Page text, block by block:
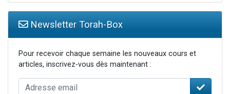
Newsletter Torah-Box
Pour recevoir chaque semaine les nouveaux cours et
articles, inscrivez-vous dès maintenant :